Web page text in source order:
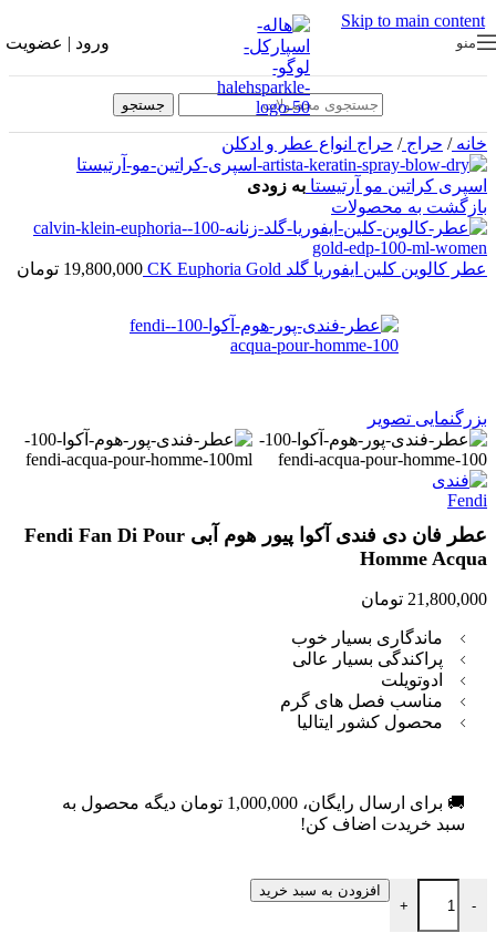
Skip to main content
منو ورود | عضویت
جستجو
خانه / حراج / حراج انواع عطر و ادکلن
اسپری کراتین مو آرتیستا به زودی
بازگشت به محصولات
عطر کالوین کلین ایفوریا گلد CK Euphoria Gold 19,800,000 تومان
بزرگنمایی تصویر
عطر فان دی فندی آکوا پیور هوم آبی Fendi Fan Di Pour
Homme Acqua
21,800,000 تومان
ماندگاری بسیار خوب
پراکندگی بسیار عالی
ادوتویلت
مناسب فصل های گرم
محصول کشور ایتالیا
🚚 برای ارسال رایگان، 1,000,000 توماندیگه محصول به
سبد خریدت اضاف کن!
-
+
افزودن به سبد خرید